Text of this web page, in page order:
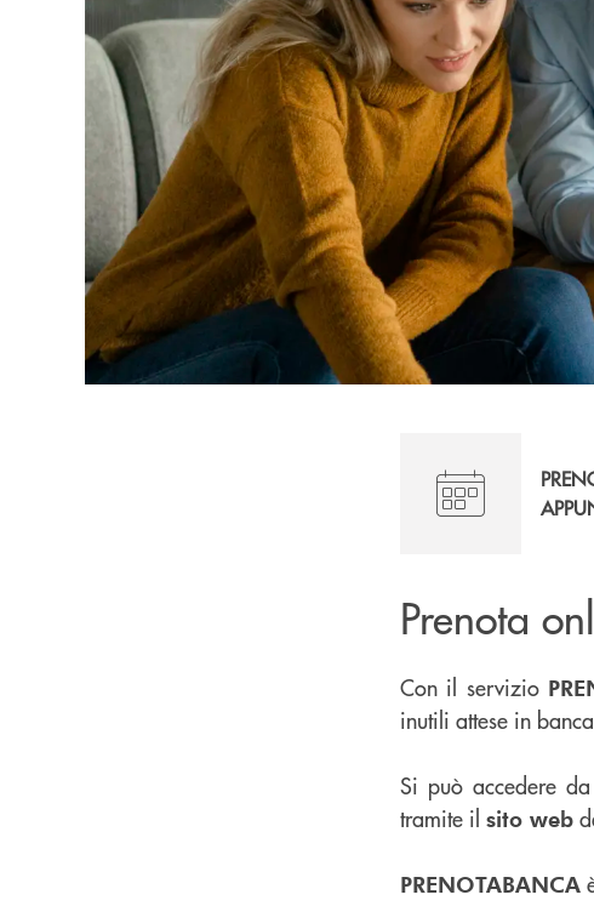
Prenota
Con il servizio
inutili attese in
Si può accedere
tramite il sito web
PRENOTABANCA